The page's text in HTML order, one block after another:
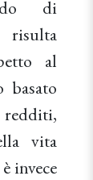
di
risulta
al
basato
vita
invece